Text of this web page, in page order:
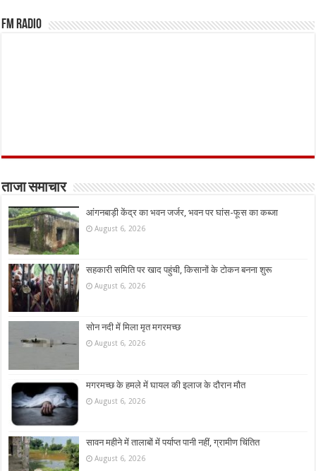
FM Radio
ताजा समाचार
आंगनबाड़ी केंद्र का भवन जर्जर, भवन पर घांस-फूस का कब्जा
August 6, 2026
सहकारी समिति पर खाद पहुंची, किसानों के टोकन बनना शुरू
August 6, 2026
सोन नदी में मिला मृत मगरमच्छ
August 6, 2026
मगरमच्छ के हमले में घायल की इलाज के दौरान मौत
August 6, 2026
सावन महीने में तालाबों में पर्याप्त पानी नहीं, ग्रामीण चिंतित
August 6, 2026